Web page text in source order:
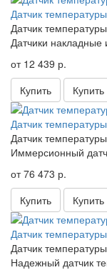
Датчик
Датчик
Датчики
от 12 439 р.
Купить
Датчик
Датчик
Иммерсионный
от 76 473 р.
Купить
Датчик
Датчик
Надежный датчик